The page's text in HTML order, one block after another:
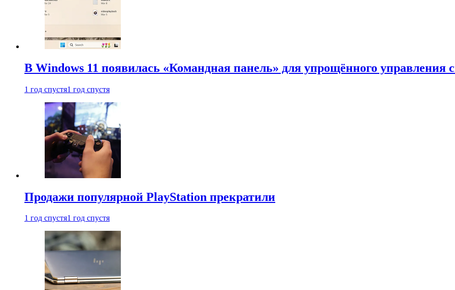
В Windows 11 появилась «Командная панель» для упрощённого управления
1 год спустя1 год спустя
Продажи популярной PlayStation прекратили
1 год спустя1 год спустя